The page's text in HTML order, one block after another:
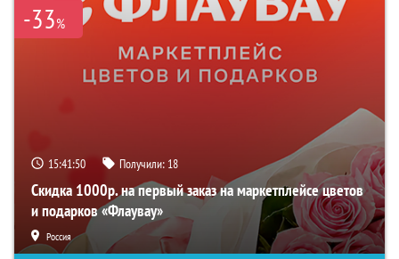
-33%
15:41:49 Получили: 18
Скидка 1000р. на первый заказ на маркетплейсе цветов
и подарков «Флаувау»
Россия